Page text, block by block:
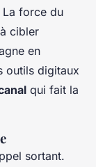
La force du
cibler
en
outils digitaux
qui fait la
sortant.